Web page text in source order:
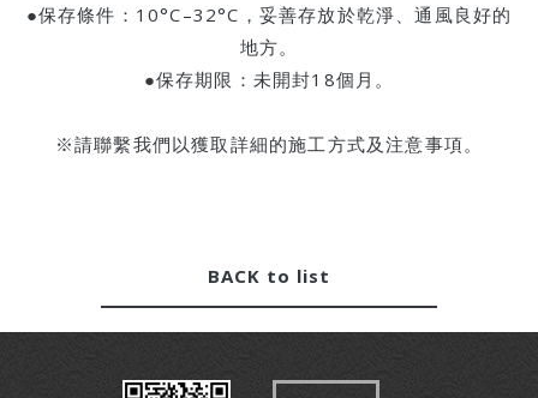
●保存條件：10°C–32°C，妥善存放於乾淨、通風良好的
地方。
●保存期限：未開封18個月。
※請聯繫我們以獲取詳細的施工方式及注意事項。
BACK to list